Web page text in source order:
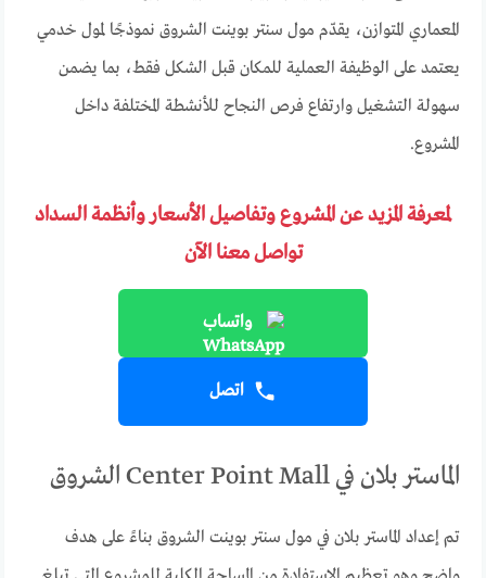
المعماري المتوازن، يقدّم مول سنتر بوينت الشروق نموذجًا لمول خدمي
يعتمد على الوظيفة العملية للمكان قبل الشكل فقط، بما يضمن
سهولة التشغيل وارتفاع فرص النجاح للأنشطة المختلفة داخل
المشروع.
لمعرفة المزيد عن المشروع وتفاصيل الأسعار وأنظمة السداد
تواصل معنا الآن
واتساب
اتصل
الماستر بلان في Center Point Mall الشروق
تم إعداد الماستر بلان في مول سنتر بوينت الشروق بناءً على هدف